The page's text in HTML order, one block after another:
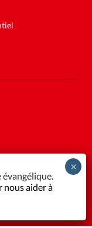
évangélique.
nous aider à